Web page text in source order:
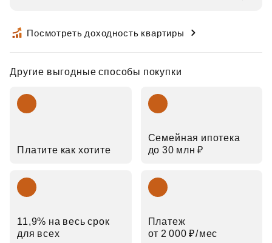
Посмотреть доходность квартиры
Другие выгодные способы покупки
Платите как хотите
Семейная ипотека
до 30 млн ₽
11,9% на весь срок
для всех
Платеж
от 2 000 ₽⁠/⁠мес